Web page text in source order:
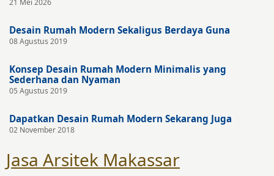
21 Mei 2026
Desain Rumah Modern Sekaligus Berdaya Guna
08 Agustus 2019
Konsep Desain Rumah Modern Minimalis yang
Sederhana dan Nyaman
05 Agustus 2019
Dapatkan Desain Rumah Modern Sekarang Juga
02 November 2018
Jasa Arsitek Makassar